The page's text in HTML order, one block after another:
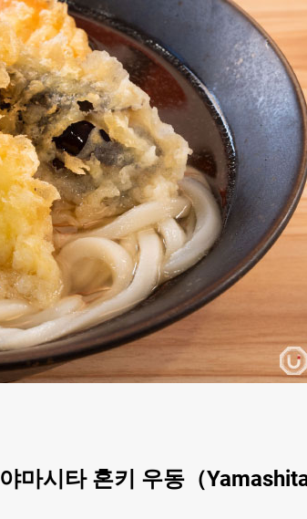
마시타 혼키 우동（